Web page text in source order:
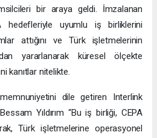
bir araya geldi. İmzalanan
hedefleriyle uyumlu iş birliklerini
attığını ve Türk işletmelerinin
yararlanarak küresel ölçekte
kanıtlar nitelikte.
dile getiren Interlink
Yıldırım “Bu iş birliği, CEPA
Türk işletmelerine operasyonel